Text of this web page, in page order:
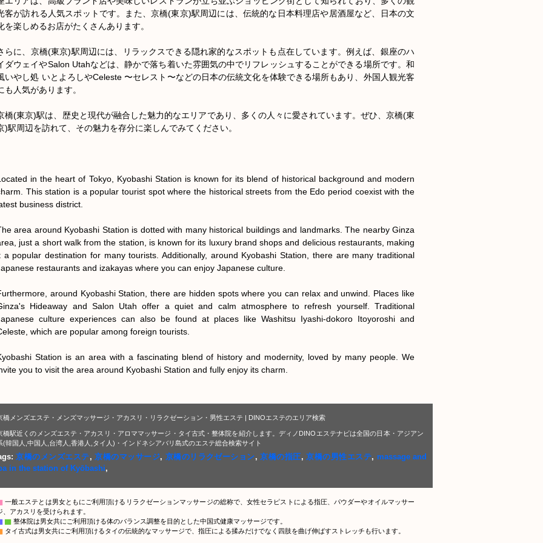
客が訪れる人気スポットです。また、京橋(東京)駅周辺には、伝統的な日本料理店や居酒屋など、日本の文
を楽しめるお店がたくさんあります。
らに、京橋(東京)駅周辺には、リラックスできる隠れ家的なスポットも点在しています。例えば、銀座のハ
ダウェイやSalon Utahなどは、静かで落ち着いた雰囲気の中でリフレッシュすることができる場所です。和
いやし処 いとよろしやCeleste 〜セレスト〜などの日本の伝統文化を体験できる場所もあり、外国人観光客
も人気があります。
橋(東京)駅は、歴史と現代が融合した魅力的なエリアであり、多くの人々に愛されています。ぜひ、京橋(東
)駅周辺を訪れて、その魅力を存分に楽しんでみてください。
in the heart of Tokyo, Kyobashi Station is known for its blend of historical background and modern
This station is a popular tourist spot where the historical streets from the Edo period coexist with the
business district.
area around Kyobashi Station is dotted with many historical buildings and landmarks. The nearby Ginza
just a short walk from the station, is known for its luxury brand shops and delicious restaurants, making
a popular destination for many tourists. Additionally, around Kyobashi Station, there are many traditional
restaurants and izakayas where you can enjoy Japanese culture.
around Kyobashi Station, there are hidden spots where you can relax and unwind. Places like
Hideaway and Salon Utah offer a quiet and calm atmosphere to refresh yourself. Traditional
culture experiences can also be found at places like Washitsu Iyashi-dokoro Itoyoroshi and
which are popular among foreign tourists.
Station is an area with a fascinating blend of history and modernity, loved by many people. We
you to visit the area around Kyobashi Station and fully enjoy its charm.
橋メンズエステ・メンズマッサージ・アカスリ・リラクゼーション・男性エステ | DINOエステのエリア検索
橋駅近くのメンズエステ・アカスリ・アロママッサージ・タイ古式・整体院を紹介します。ディノDINOエステナビは全国の日本・アジアン
(韓国人,中国人,台湾人,香港人,タイ人)・インドネシアバリ島式のエステ総合検索サイト
京橋のメンズエステ,京橋のマッサージ, 京橋のリラクゼーション,京橋の指圧,京橋の男性エステ, massage and
in the station of Kyōbashi,
一般エステとは男女ともにご利用頂けるリラクゼーションマッサージの総称で、女性セラピストによる指圧、パウダーやオイルマッサー
、アカスリを受けられます。
▇ 整体院は男女共にご利用頂ける体のバランス調整を目的とした中国式健康マッサージです。
タイ古式は男女共にご利用頂けるタイの伝統的なマッサージで、指圧による揉みだけでなく四肢を曲げ伸ばすストレッチも行います。